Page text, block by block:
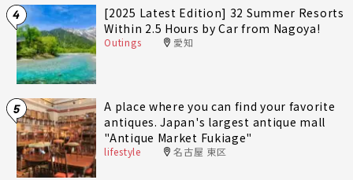
4
[2025 Latest Edition] 32 Summer Resorts
Within 2.5 Hours by Car from Nagoya!
Outings 愛知
5
A place where you can find your favorite
antiques. Japan's largest antique mall
"Antique Market Fukiage"
lifestyle 名古屋 東区